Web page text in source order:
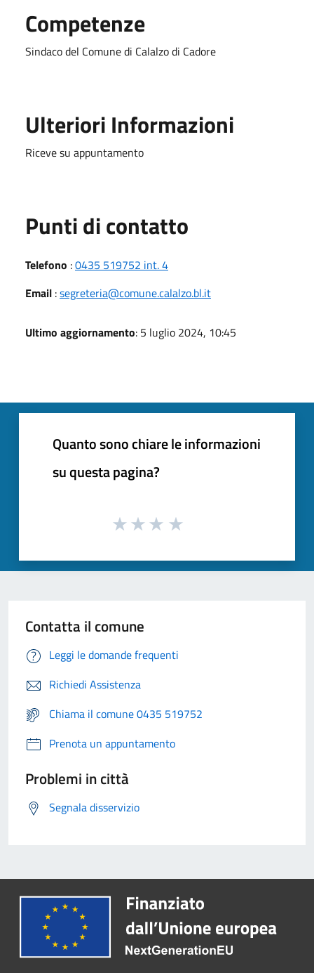
Competenze
Sindaco del Comune di Calalzo di Cadore
Ulteriori Informazioni
Riceve su appuntamento
Punti di contatto
Telefono :0435 519752 int. 4
Email :segreteria@comune.calalzo.bl.it
Ultimo aggiornamento: 5 luglio 2024, 10:45
Quanto sono chiare le informazioni
su questa pagina?
Contatta il comune
Leggi le domande frequenti
Richiedi Assistenza
Chiama il comune 0435 519752
Prenota un appuntamento
Problemi in città
Segnala disservizio